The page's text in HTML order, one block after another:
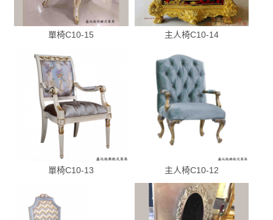
單椅C10-15 主人椅C10-14
單椅C10-13 主人椅C10-12